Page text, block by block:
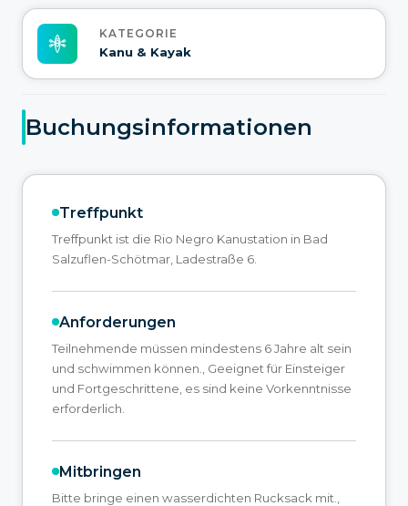
KATEGORIE
Kanu & Kayak
Buchungsinformationen
Treffpunkt
Treffpunkt ist die Rio Negro Kanustation in Bad
Salzuflen-Schötmar, Ladestraße 6.
Anforderungen
Teilnehmende müssen mindestens 6 Jahre alt sein
und schwimmen können., Geeignet für Einsteiger
und Fortgeschrittene, es sind keine Vorkenntnisse
erforderlich.
Mitbringen
Bitte bringe einen wasserdichten Rucksack mit.,